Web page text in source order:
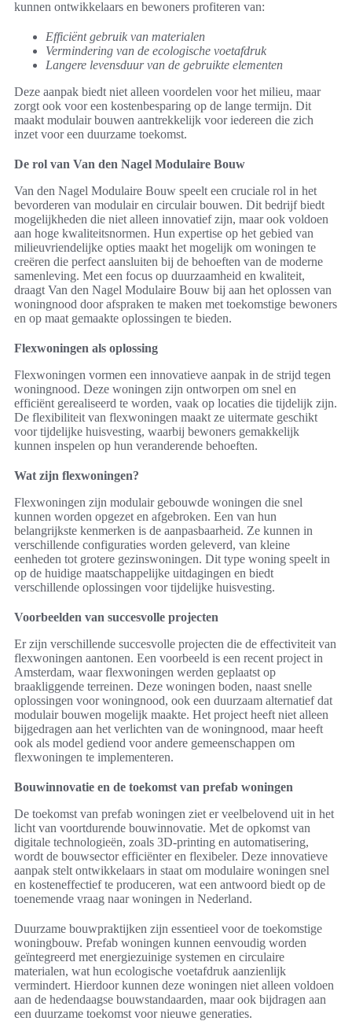
kunnen ontwikkelaars en bewoners profiteren van:
Efficiënt gebruik van materialen
Vermindering van de ecologische voetafdruk
Langere levensduur van de gebruikte elementen
Deze aanpak biedt niet alleen voordelen voor het milieu, maar
zorgt ook voor een kostenbesparing op de lange termijn. Dit
maakt modulair bouwen aantrekkelijk voor iedereen die zich
inzet voor een duurzame toekomst.
De rol van Van den Nagel Modulaire Bouw
Van den Nagel Modulaire Bouw speelt een cruciale rol in het
bevorderen van modulair en circulair bouwen. Dit bedrijf biedt
mogelijkheden die niet alleen innovatief zijn, maar ook voldoen
aan hoge kwaliteitsnormen. Hun expertise op het gebied van
milieuvriendelijke opties maakt het mogelijk om woningen te
creëren die perfect aansluiten bij de behoeften van de moderne
samenleving. Met een focus op duurzaamheid en kwaliteit,
draagt Van den Nagel Modulaire Bouw bij aan het oplossen van
woningnood door afspraken te maken met toekomstige bewoners
en op maat gemaakte oplossingen te bieden.
Flexwoningen als oplossing
Flexwoningen vormen een innovatieve aanpak in de strijd tegen
woningnood. Deze woningen zijn ontworpen om snel en
efficiënt gerealiseerd te worden, vaak op locaties die tijdelijk zijn.
De flexibiliteit van flexwoningen maakt ze uitermate geschikt
voor tijdelijke huisvesting, waarbij bewoners gemakkelijk
kunnen inspelen op hun veranderende behoeften.
Wat zijn flexwoningen?
Flexwoningen zijn modulair gebouwde woningen die snel
kunnen worden opgezet en afgebroken. Een van hun
belangrijkste kenmerken is de aanpasbaarheid. Ze kunnen in
verschillende configuraties worden geleverd, van kleine
eenheden tot grotere gezinswoningen. Dit type woning speelt in
op de huidige maatschappelijke uitdagingen en biedt
verschillende oplossingen voor tijdelijke huisvesting.
Voorbeelden van succesvolle projecten
Er zijn verschillende succesvolle projecten die de effectiviteit van
flexwoningen aantonen. Een voorbeeld is een recent project in
Amsterdam, waar flexwoningen werden geplaatst op
braakliggende terreinen. Deze woningen boden, naast snelle
oplossingen voor woningnood, ook een duurzaam alternatief dat
modulair bouwen mogelijk maakte. Het project heeft niet alleen
bijgedragen aan het verlichten van de woningnood, maar heeft
ook als model gediend voor andere gemeenschappen om
flexwoningen te implementeren.
Bouwinnovatie en de toekomst van prefab woningen
De toekomst van prefab woningen ziet er veelbelovend uit in het
licht van voortdurende bouwinnovatie. Met de opkomst van
digitale technologieën, zoals 3D-printing en automatisering,
wordt de bouwsector efficiënter en flexibeler. Deze innovatieve
aanpak stelt ontwikkelaars in staat om modulaire woningen snel
en kosteneffectief te produceren, wat een antwoord biedt op de
toenemende vraag naar woningen in Nederland.
Duurzame bouwpraktijken zijn essentieel voor de toekomstige
woningbouw. Prefab woningen kunnen eenvoudig worden
geïntegreerd met energiezuinige systemen en circulaire
materialen, wat hun ecologische voetafdruk aanzienlijk
vermindert. Hierdoor kunnen deze woningen niet alleen voldoen
aan de hedendaagse bouwstandaarden, maar ook bijdragen aan
een duurzame toekomst voor nieuwe generaties.